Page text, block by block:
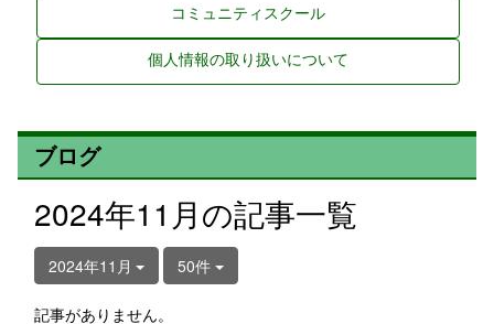
コミュニティスクール
個人情報の取り扱いについて
ブログ
2024年11月の記事一覧
2024年11月 50件
記事がありません。